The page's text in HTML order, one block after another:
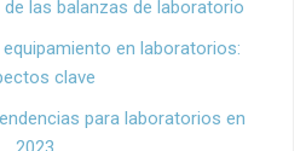
las balanzas de laboratorio
en laboratorios:
clave
para laboratorios en